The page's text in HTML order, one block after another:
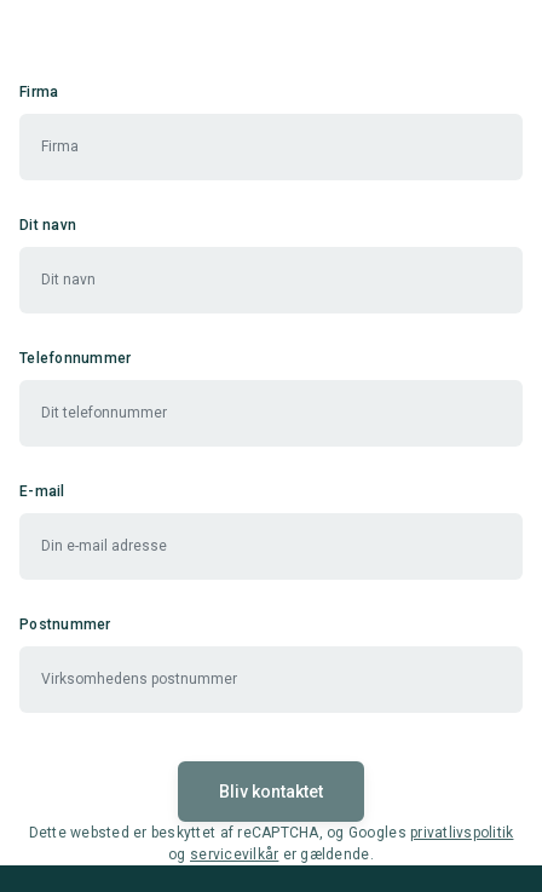
Firma
Dit navn
Telefonnummer
E-mail
Postnummer
Bliv kontaktet
Dette websted er beskyttet af reCAPTCHA, og Googlesprivatlivspolitik
og servicevilkår er gældende.